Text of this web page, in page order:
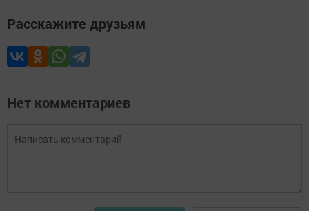
Расскажите друзьям
Нет комментариев